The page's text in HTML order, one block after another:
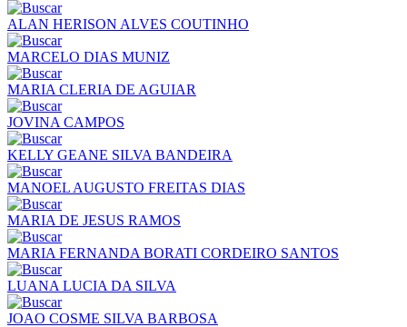
ALAN HERISON ALVES COUTINHO
MARCELO DIAS MUNIZ
MARIA CLERIA DE AGUIAR
JOVINA CAMPOS
KELLY GEANE SILVA BANDEIRA
MANOEL AUGUSTO FREITAS DIAS
MARIA DE JESUS RAMOS
MARIA FERNANDA BORATI CORDEIRO SANTOS
LUANA LUCIA DA SILVA
JOAO COSME SILVA BARBOSA